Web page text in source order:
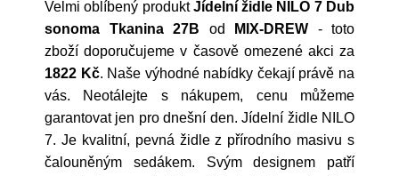
Velmi oblíbený produktJídelní židle NILO 7 Dub
sonoma Tkanina 27B od MIX-DREW - toto
zboží doporučujeme v časově omezené akci za
1822 Kč. Naše výhodné nabídky čekají právě na
vás. Neotálejte s nákupem, cenu můžeme
garantovat jen pro dnešní den. Jídelní židle NILO
7. Je kvalitní, pevná židle z přírodního masivu s
čalouněným sedákem. Svým designem patří